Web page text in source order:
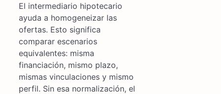
El intermediario hipotecario
ayuda a homogeneizar las
ofertas. Esto significa
comparar escenarios
equivalentes: misma
financiación, mismo plazo,
mismas vinculaciones y mismo
perfil. Sin esa normalización, el